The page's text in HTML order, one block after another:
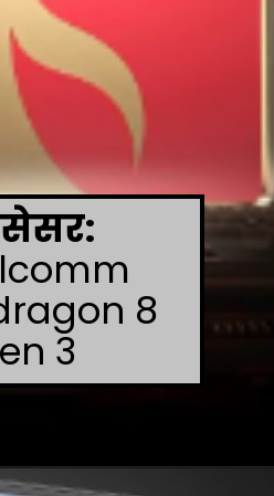
8
3